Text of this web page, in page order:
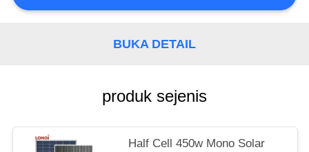
BUKA DETAIL
produk sejenis
Half Cell 450w Mono Solar